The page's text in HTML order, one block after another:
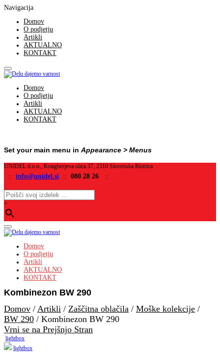
Navigacija
Domov
O podjetju
Artikli
AKTUALNO
KONTAKT
Domov
O podjetju
Artikli
AKTUALNO
KONTAKT
Set your main menu in Appearance > Menus
UNIDEL d.o.o., Kraigherjeva ulica 37, 2310 Slovenska Bistrica
:: info@unidel.si :: 080 28 26 ::
×
Domov
O podjetju
Artikli
AKTUALNO
KONTAKT
Kombinezon BW 290
Domov / Artikli / Zaščitna oblačila / Moške kolekcije /
BW 290 / Kombinezon BW 290
Vrni se na Prejšnjo Stran
lightbox
lightbox